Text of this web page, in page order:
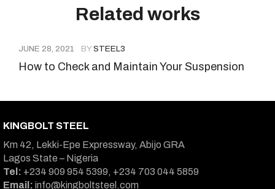
Related works
JUNE 28, 2021 BY STEEL3
How to Check and Maintain Your Suspension
KINGBOLT STEEL
Km 42, Lekki-Epe Expressway, Abijo GRA
Lagos State – Nigeria
Tel: +234 909 954 5399, +234 703 044 5859
Email: info@kingboltsteel.com